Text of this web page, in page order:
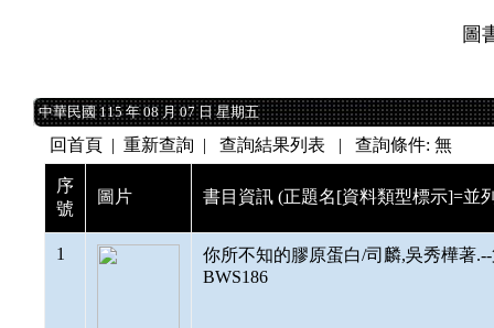
圖
中華民國 115 年 08 月 07 日 星期五
中華民國 115 年 08 月 07 日 星期五
回首頁 | 重新查詢 | 查詢結果列表 | 查詢條件: 無
序
號
圖片 書目資訊 (正題名[資料類型標示]=並
1
你所不知的膠原蛋白/司麟,吳秀樺著
BWS186